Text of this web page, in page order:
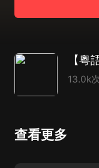
13.0k
查看更多